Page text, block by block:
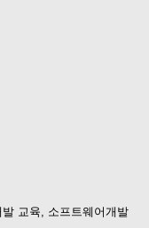
교육, 소프트웨어개발